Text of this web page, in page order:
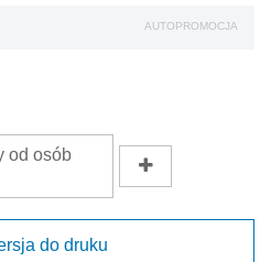
AUTOPROMOCJA
od osób
do druku